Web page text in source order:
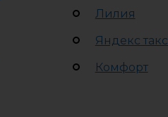
Лилия
Яндекс
Комфорт